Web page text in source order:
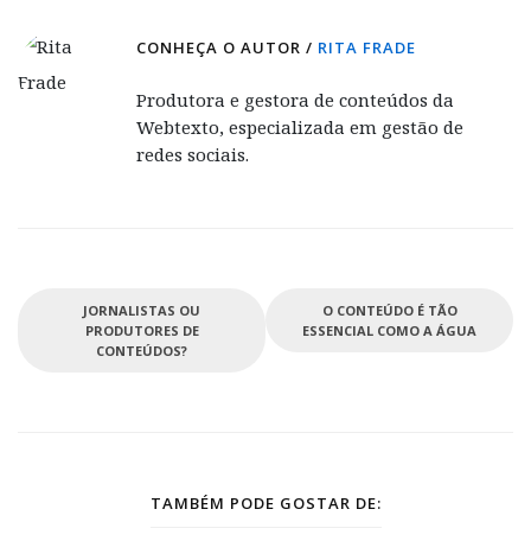
CONHEÇA O AUTOR / RITA FRADE
Produtora e gestora de conteúdos da
Webtexto, especializada em gestão de
redes sociais.
JORNALISTAS OU
PRODUTORES DE
CONTEÚDOS?
O CONTEÚDO É TÃO
ESSENCIAL COMO A ÁGUA
TAMBÉM PODE GOSTAR DE: